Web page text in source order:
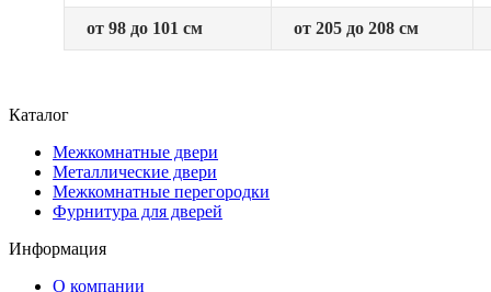
от 98 до 101 см от 205 до 208 см
Каталог
Межкомнатные двери
Металлические двери
Межкомнатные перегородки
Фурнитура для дверей
Информация
О компании